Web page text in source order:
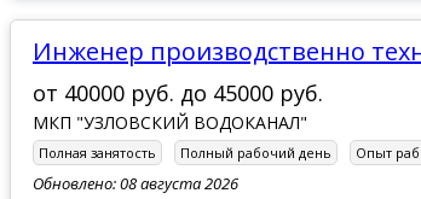
Инженер производственно
от 40000 руб. до 45000 руб.
МКП "УЗЛОВСКИЙ ВОДОКАНАЛ"
Полная занятость Полный рабочий день Опыт
Обновлено: 08 августа 2026